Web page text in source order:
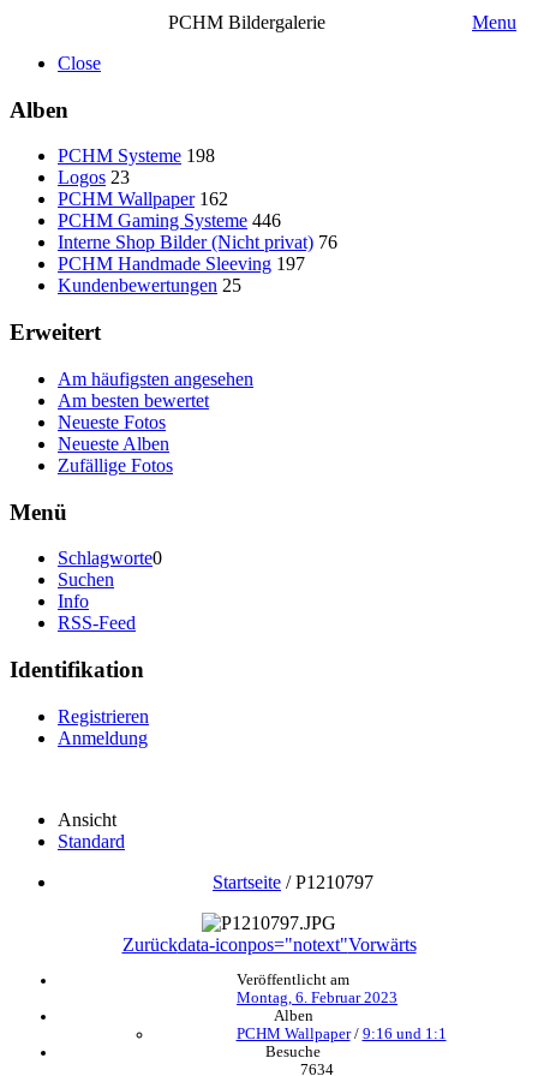
PCHM Bildergalerie
Menu
Close
Alben
PCHM Systeme 198
Logos 23
PCHM Wallpaper 162
PCHM Gaming Systeme 446
Interne Shop Bilder (Nicht privat) 76
PCHM Handmade Sleeving 197
Kundenbewertungen 25
Erweitert
Am häufigsten angesehen
Am besten bewertet
Neueste Fotos
Neueste Alben
Zufällige Fotos
Menü
Schlagworte0
Suchen
Info
RSS-Feed
Identifikation
Registrieren
Anmeldung
Ansicht
Standard
Startseite /P1210797
Zurückdata-iconpos="notext"Vorwärts
Veröffentlicht am
Montag, 6. Februar 2023
Alben
PCHM Wallpaper/ 9:16 und 1:1
Besuche
7634